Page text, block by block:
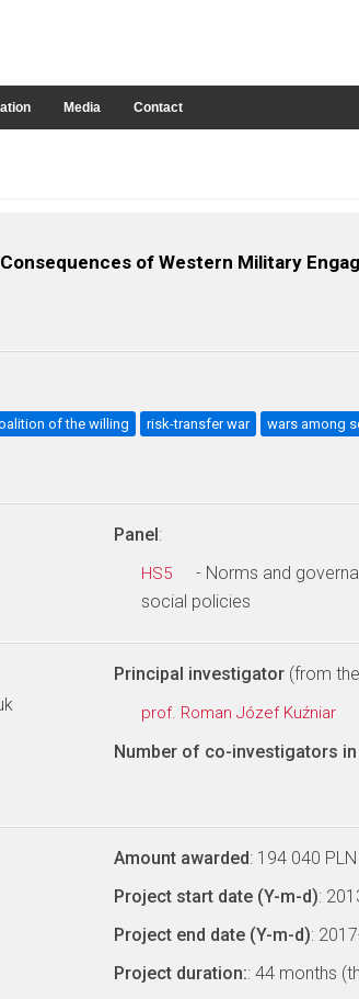
Media Contact
of Western Military
of the willing risk-transfer war wars among
Panel:
HS5
- Norms and
social policies
Principal investigator (from
prof. Roman Józef Kuźniar
Number of co-investigators
Amount awarded: 194 040 PLN
Project start date (Y-m-d):
Project end date (Y-m-d):
Project duration:: 44 months